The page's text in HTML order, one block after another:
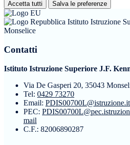
Accetta tutti Salva le preferenze
Istituto Istruzione
Monselice
Contatti
Istituto Istruzione Superiore J.F.
Via De Gasperi 20, 35043
Tel: 0429 73270
Email: PDIS00700L@istruzione.it
PEC:
mail
C.F.: 82006890287